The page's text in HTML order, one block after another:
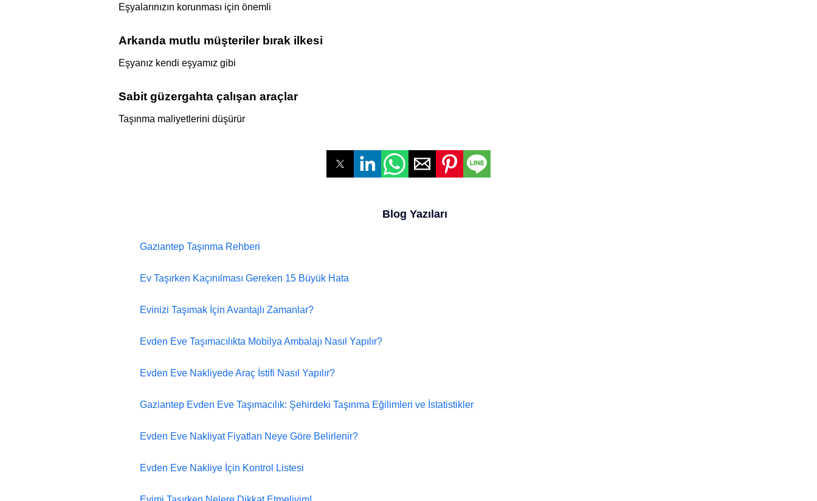
Eşyalarınızın korunması için önemli
Arkanda mutlu müşteriler bırak ilkesi
Eşyanız kendi eşyamız gibi
Sabit güzergahta çalışan araçlar
Taşınma maliyetlerini düşürür
Blog Yazıları
Gaziantep Taşınma Rehberi
Ev Taşırken Kaçınılması Gereken 15 Büyük Hata
Evinizi Taşımak İçin Avantajlı Zamanlar?
Evden Eve Taşımacılıkta Mobilya Ambalajı Nasıl Yapılır?
Evden Eve Nakliyede Araç İstifi Nasıl Yapılır?
Gaziantep Evden Eve Taşımacılık: Şehirdeki Taşınma Eğilimleri ve İstatistikler
Evden Eve Nakliyat Fiyatları Neye Göre Belirlenir?
Evden Eve Nakliye İçin Kontrol Listesi